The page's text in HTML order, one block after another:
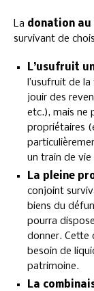
La donation au
survivant de
L’usufruit
l’usufruit de
jouir des
etc.), mais ne
propriétaires
un train de vie
La pleine
conjoint
biens du
pourra
donner. Cette
besoin de
patrimoine.
La